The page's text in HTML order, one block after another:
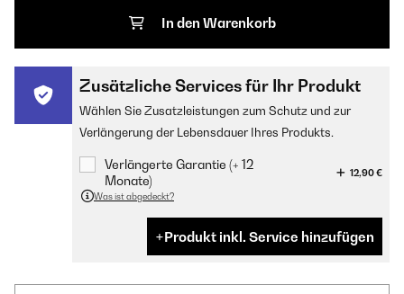
In den Warenkorb
Zusätzliche Services für Ihr Produkt
Wählen Sie Zusatzleistungen zum Schutz und zur
Verlängerung der Lebensdauer Ihres Produkts.
Verlängerte Garantie (+ 12
Monate)
12,90 €
Was ist abgedeckt?
Produkt inkl. Service hinzufügen